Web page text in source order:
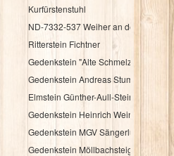
Kurfürstenstuhl
ND-7332-537 Weiher an der
Ritterstein Fichtner
Gedenkstein "Alte Schmelz"
Gedenkstein Andreas Stumpf
Elmstein Günther-Aull-Stein
Gedenkstein Heinrich Weintz
Gedenkstein MGV Sängerlust Elmstein
Gedenkstein Möllbachsteige